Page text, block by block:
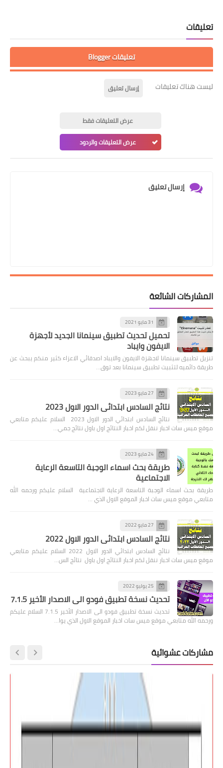
تعليقات
تعليقات Blogger
ليست هناك تعليقات إرسال تعليق
عرض التعليقات فقط
عرض التعليقات والردود
إرسال تعليق
المشاركات الشائعة
31 مايو 2021
تحميل تحديث تطبيق سينمانا الجديد لأجهزة
الايفون وايباد
تنزيل تطبيق سينمانا لاجهزة الايفون والايباد اصدقائي الاعزاء كثير منكم يبحث عن
طريقة دائميه لتثبيت تطبيق سينمانا بعد توق…
27 مايو 2023
نتائج السادس ابتدائي الدور الاول 2023
نتائج السادس ابتدائي الدور الاول 2023 السلام عليكم متابعي
موقع ميس سات اخبار ننقل لكم اخبار النتائج اول باول نتائج جمي…
24 مايو 2023
طريقة بحث اسماء الوجبة التاسعة الرعاية
الاجتماعية
طريقة بحث اسماء الوجبة التاسعة الرعاية الاجتماعية السلام عليكم ورحمه الله
متابعي موقع ميس سات اخبار الموقع الاول الذي …
27 مايو 2022
نتائج السادس ابتدائي الدور الاول 2022
نتائج السادس ابتدائي الدور الاول 2022 السلام عليكم متابعي
موقع ميس سات اخبار ننقل لكم اخبار النتائج اول باول نتائج الس…
25 يوليو 2022
تحديث نسخة تطبيق فودو الى الاصدار الأخير 7.1.5
تحديث نسخة تطبيق فودو الى الاصدار الأخير 7.1.5 السلام عليكم
ورحمه الله متابعي موقع ميس سات اخبار الموقع الاول الذي يوا…
مشاركات عشوائية